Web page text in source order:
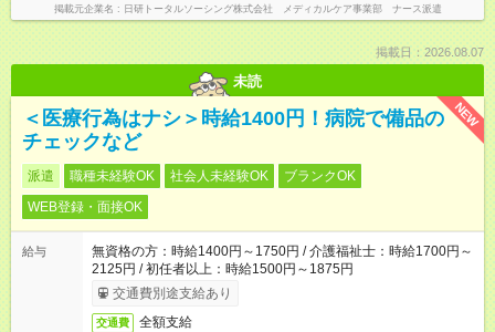
掲載元企業名 日研トータルソーシング株式会社 メディカルケア事業部 ナース派遣
掲載日：2026.08.07
未読
NEW
＜医療行為はナシ＞時給1400円！病院で備品の
チェックなど
派遣 職種未経験OK 社会人未経験OK
ブランクOK
WEB登録・面接OK
給与
無資格の方：時給1400円～1750円 / 介護福祉士：時給1700円～
2125円 / 初任者以上：時給1500円～1875円
交通費別途支給あり
交通費 全額支給